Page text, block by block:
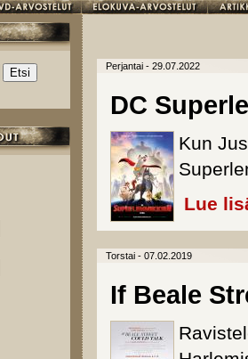
Perjantai - 29.07.2022
DC
Kun
Lue
Torstai - 07.02.2019
If Beale